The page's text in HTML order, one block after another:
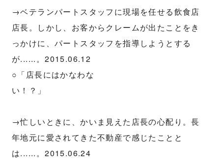
→ベテランパートスタッフに現場を任せる飲食店
店長。しかし、お客からクレームが出たことをき
っかけに、パートスタッフを指導しようとする
が......。2015.06.12
○「店長にはかなわな
い！？」
→忙しいときに、かいま見えた店長の心配り。長
年地元に愛されてきた不動産で感じたことと
は......。2015.06.24